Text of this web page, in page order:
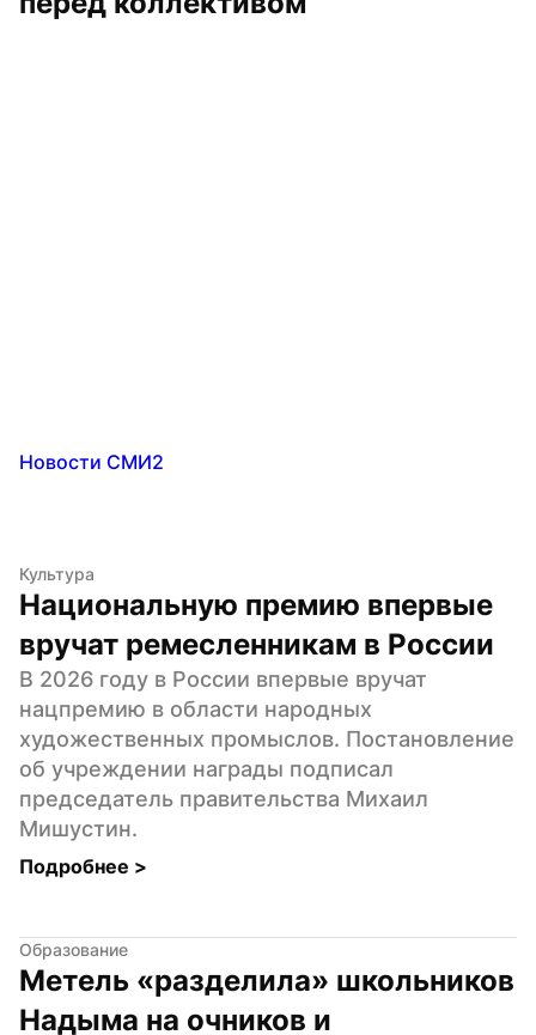
Новости СМИ2
Культура
Национальную премию впервые
вручат ремесленникам в России
В 2026 году в России впервые вручат
нацпремию в области народных
художественных промыслов. Постановление
об учреждении награды подписал
председатель правительства Михаил
Мишустин.
Подробнее >
Образование
Метель «разделила» школьников
Надыма на очников и